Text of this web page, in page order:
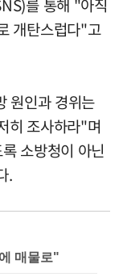
를 통해 "아직
개탄스럽다"고
원인과 경위는
히 조사하라"며
소방청이 아닌
.
매물로"